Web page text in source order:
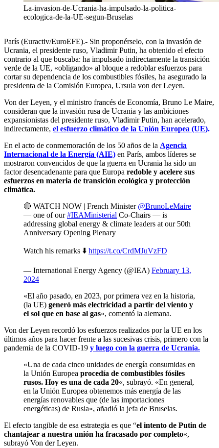
La-invasion-de-Ucrania-ha-impulsado-la-politica-
ecologica-de-la-UE-segun-Bruselas
París (Euractiv/EuroEFE).- Sin proponérselo, con la invasión de
Ucrania, el presidente ruso, Vladimir Putin, ha obtenido el efecto
contrario al que buscaba: ha impulsado indirectamente la transición
verde de la UE, «obligando» al bloque a redoblar esfuerzos para
cortar su dependencia de los combustibles fósiles, ha asegurado la
presidenta de la Comisión Europea, Ursula von der Leyen.
Von der Leyen, y el ministro francés de Economía, Bruno Le Maire,
consideran que la invasión rusa de Ucrania y las ambiciones
expansionistas del presidente ruso, Vladimir Putin, han acelerado,
indirectamente, el esfuerzo climático de la Unión Europea (UE).
En el acto de conmemoración de los 50 años de la Agencia
Internacional de la Energía (AIE) en París, ambos líderes se
mostraron convencidos de que la guerra en Ucrania ha sido un
factor desencadenante para que Europa redoble y acelere sus
esfuerzos en materia de transición ecológica y protección
climática.
🔴 WATCH NOW | French Minister @BrunoLeMaire
— one of our#IEAMinisterial Co-Chairs — is
addressing global energy & climate leaders at our 50th
Anniversary Opening Plenary
Watch his remarks ⬇️ https://t.co/CrdMJuVzFD
— International Energy Agency (@IEA) February 13,
2024
«El año pasado, en 2023, por primera vez en la historia,
(la UE) generó más electricidad a partir del viento y
el sol que en base al gas«, comentó la alemana.
Von der Leyen recordó los esfuerzos realizados por la UE en los
últimos años para hacer frente a las sucesivas crisis, primero con la
pandemia de la COVID-19 y luego con la guerra de Ucrania.
«Una de cada cinco unidades de energía consumidas en
la Unión Europea procedía de combustibles fósiles
rusos. Hoy es una de cada 20«, subrayó. «En general,
en la Unión Europea obtenemos más energía de las
energías renovables que (de las importaciones
energéticas) de Rusia», añadió la jefa de Bruselas.
El efecto tangible de esa estrategia es que “el intento de Putin de
chantajear a nuestra unión ha fracasado por completo«,
subrayó Von der Leyen.